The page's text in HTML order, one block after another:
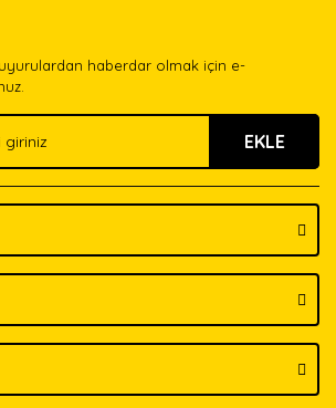
eksik bilgiler bulunuyor.
hatalar bulunuyor.
sitelerden daha pahalı.
farklı alternatifler olmalı.
haberdar olmak için e-
EKLE